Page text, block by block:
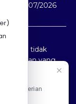
30/07/2026
adalah tidak
kerugian yang
maklumat
Kementerian